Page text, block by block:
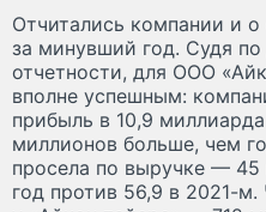
Отчитались компании и о
за минувший год. Судя
отчетности, для ООО
вполне успешным:
прибыль в 10,9
миллионов больше, чем
просела по выручке —
год против 56,9 в 2021-м.